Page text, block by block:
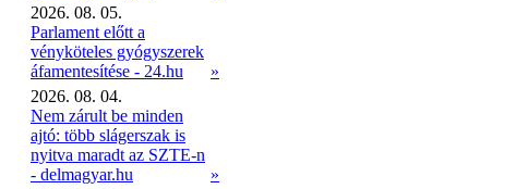
2026. 08. 05.
Parlament előtt a
vényköteles gyógyszerek
áfamentesítése - 24.hu
»
2026. 08. 04.
Nem zárult be minden
ajtó: több slágerszak is
nyitva maradt az SZTE-n
- delmagyar.hu
»